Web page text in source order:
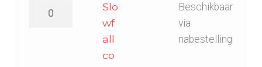
Slo
wf
all
co
Beschikbaar
via
nabestelling